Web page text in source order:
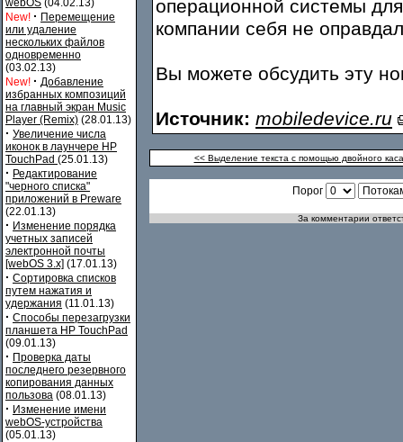
webOS (04.02.13)
New! · Перемещение
или удаление
нескольких файлов
одновременно
(03.02.13)
New! · Добавление
избранных композиций
на главный экран Music
Player (Remix) (28.01.13)
· Увеличение числа
иконок в лаунчере HP
TouchPad (25.01.13)
· Редактирование
"черного списка"
приложений в Preware
(22.01.13)
· Изменение порядка
учетных записей
электронной почты
[webOS 3.x] (17.01.13)
· Сортировка списков
путем нажатия и
удержания (11.01.13)
· Способы перезагрузки
планшета HP TouchPad
(09.01.13)
· Проверка даты
последнего резервного
копирования данных
пользова (08.01.13)
· Изменение имени
webOS-устройства
(05.01.13)
операционной системы
компании себя не
Вы можете обсудить эту
Источник: mobiledevice.ru
<< Выделение текста с помощью двойного
Порог
За комментарии